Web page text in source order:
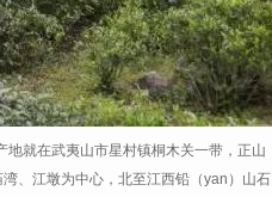
就在武夷山市星村镇桐木关一带，正山
湾、江墩为中心，北至江西铅（yan）山石